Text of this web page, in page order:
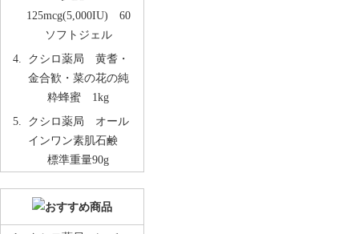
125mcg(5,000IU) 60
ソフトジェル
クシロ薬局 黄耆・
金合歓・菜の花の純
粋蜂蜜 1kg
クシロ薬局 オール
インワン素肌石鹸
標準重量90g